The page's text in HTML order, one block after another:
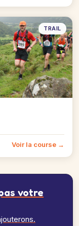
TRAIL
Voir la course →
votre